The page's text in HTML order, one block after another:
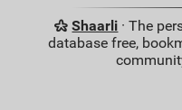
Shaarli · The
database free,